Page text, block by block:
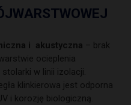
i akustyczna – brak
ocieplenia
w linii izolacji.
klinkierowa jest odporna
i korozję biologiczną.